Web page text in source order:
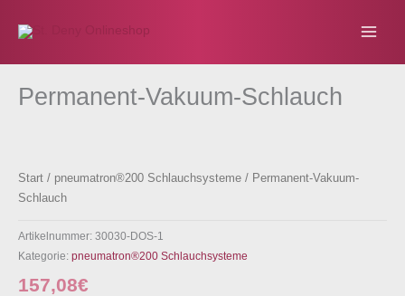
Inhalt
Permanent-Vakuum-Schlauch
Start / pneumatron®200 Schlauchsysteme / Permanent-Vakuum-
Schlauch
Artikelnummer: 30030-DOS-1
Kategorie: pneumatron®200 Schlauchsysteme
157,08€